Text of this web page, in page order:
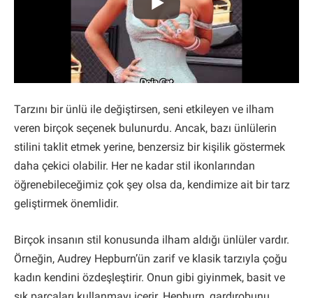
Tarzını bir ünlü ile değiştirsen, seni etkileyen ve ilham
veren birçok seçenek bulunurdu. Ancak, bazı ünlülerin
stilini taklit etmek yerine, benzersiz bir kişilik göstermek
daha çekici olabilir. Her ne kadar stil ikonlarından
öğrenebileceğimiz çok şey olsa da, kendimize ait bir tarz
geliştirmek önemlidir.
Birçok insanın stil konusunda ilham aldığı ünlüler vardır.
Örneğin, Audrey Hepburn’ün zarif ve klasik tarzıyla çoğu
kadın kendini özdeşleştirir. Onun gibi giyinmek, basit ve